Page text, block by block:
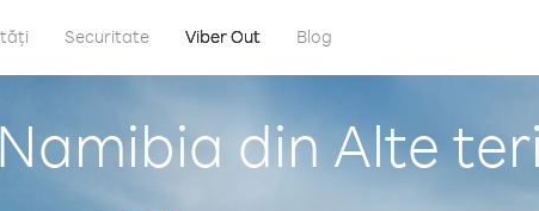
Securitate Viber Out Blog
din Alte